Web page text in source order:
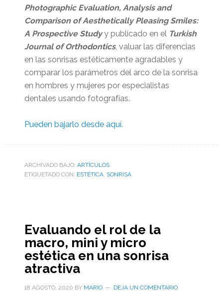
Photographic Evaluation, Analysis and
Comparison of Aesthetically Pleasing Smiles:
A Prospective Studyy publicado en el Turkish
Journal of Orthodontics, valuar las diferencias
en las sonrisas estéticamente agradables y
comparar los parámetros del arco de la sonrisa
en hombres y mujeres por especialistas
dentales usando fotografías.
Pueden bajarlo desde aquí.
ARCHIVADO BAJO: ARTÌCULOS
ETIQUETADO CON: ESTÉTICA, SONRISA
Evaluando el rol de la
macro, mini y micro
estética en una sonrisa
atractiva
18 AGOSTO, 2020 BY MARIO DEJA UN COMENTARIO